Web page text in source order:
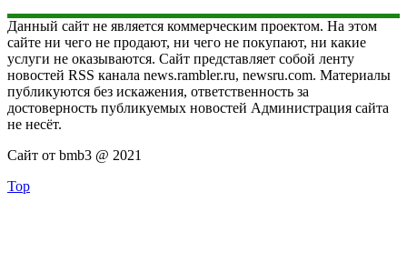
Данный сайт не является коммерческим проектом. На этом
сайте ни чего не продают, ни чего не покупают, ни какие
услуги не оказываются. Сайт представляет собой ленту
новостей RSS канала news.rambler.ru, newsru.com. Материалы
публикуются без искажения, ответственность за
достоверность публикуемых новостей Администрация сайта
не несёт.
Сайт от bmb3 @ 2021
Top